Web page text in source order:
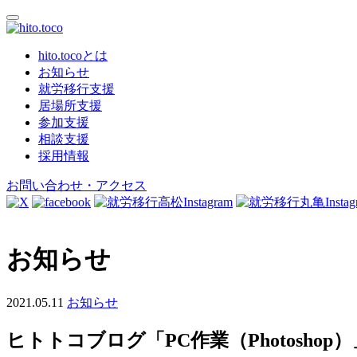
hito.tocoとは
お知らせ
就労移行支援
居場所支援
参加支援
相談支援
採用情報
お問い合わせ・アクセス
お知らせ
2021.05.11 お知らせ
ヒトトコブログ「PC作業（Photoshop）